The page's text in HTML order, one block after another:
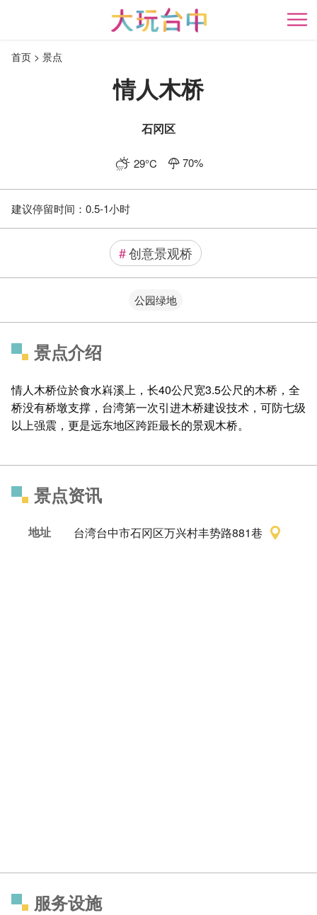
开
首页 景点
情人木桥
石冈区
29°C 70%
建议停留时间： 0.5-1小时
#创意景观桥
公园绿地
景点介绍
情人木桥位於食水嵙溪上，长40公尺宽3.5公尺的木桥，全
桥没有桥墩支撑，台湾第一次引进木桥建设技术，可防七级
以上强震，更是远东地区跨距最长的景观木桥。
景点资讯
地址 台湾台中市石冈区万兴村丰势路881巷
服务设施